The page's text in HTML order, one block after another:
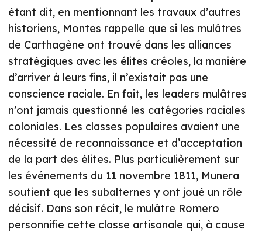
étant dit, en mentionnant les travaux d’autres
historiens, Montes rappelle que si les mulâtres
de Carthagène ont trouvé dans les alliances
stratégiques avec les élites créoles, la manière
d’arriver à leurs fins, il n’existait pas une
conscience raciale. En fait, les leaders mulâtres
n’ont jamais questionné les catégories raciales
coloniales. Les classes populaires avaient une
nécessité de reconnaissance et d’acceptation
de la part des élites. Plus particulièrement sur
les événements du 11 novembre 1811, Munera
soutient que les subalternes y ont joué un rôle
décisif. Dans son récit, le mulâtre Romero
personnifie cette classe artisanale qui, à cause